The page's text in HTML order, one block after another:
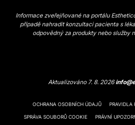
Informace zveřejňované na portálu
případě nahradit konzultaci pacienta s
odpovědný za produkty nebo služby
Aktualizováno 7. 8. 2026
OCHRANA OSOBNÍCH ÚDAJŮ PRAVIDLA
SPRÁVA SOUBORŮ COOKIE PRÁVNÍ